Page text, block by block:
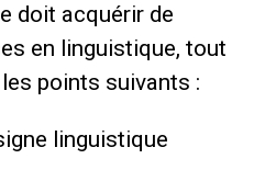
doit acquérir de
en linguistique, tout
points suivants :
linguistique